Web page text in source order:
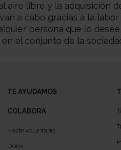
aire libre y la adquisición
a cabo gracias a la
persona que lo
el conjunto de la
TE AYUDAMOS
COLABORA
Hazte voluntario
Dona